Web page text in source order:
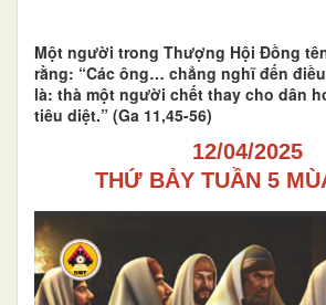
Một người trong Thượng Hội Đồng
rằng: “Các ông… chẳng nghĩ đến
là: thà một người chết thay cho dân
tiêu diệt.” (Ga 11,45-56)
12/04/2025
THỨ BẢY TUẦN 5